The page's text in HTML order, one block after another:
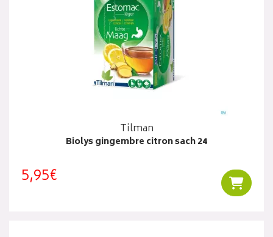
Tilman
Biolys gingembre citron sach 24
5,95€